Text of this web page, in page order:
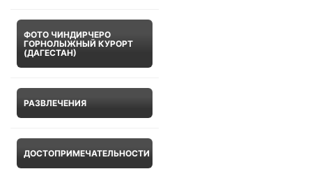
ФОТО ЧИНДИРЧЕРО
ГОРНОЛЫЖНЫЙ КУРОРТ
(ДАГЕСТАН)
РАЗВЛЕЧЕНИЯ
ДОСТОПРИМЕЧАТЕЛЬНОСТИ